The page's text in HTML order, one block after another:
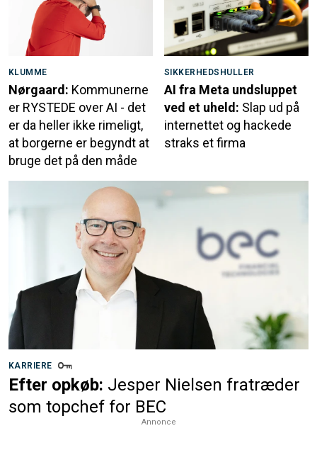
KLUMME
Nørgaard: Kommunerne
er RYSTEDE over AI - det
er da heller ikke rimeligt,
at borgerne er begyndt at
bruge det på den måde
SIKKERHEDSHULLER
AI fra Meta undsluppet
ved et uheld: Slap ud på
internettet og hackede
straks et firma
KARRIERE
Efter opkøb: Jesper Nielsen fratræder
som topchef for BEC
Annonce